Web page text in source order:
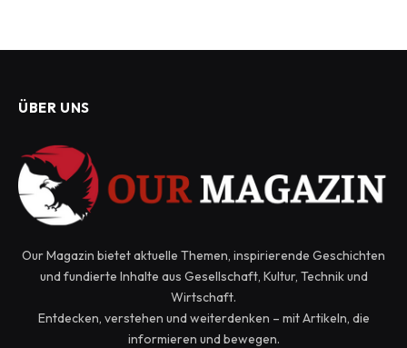
ÜBER UNS
Our Magazin bietet aktuelle Themen, inspirierende Geschichten
und fundierte Inhalte aus Gesellschaft, Kultur, Technik und
Wirtschaft.
Entdecken, verstehen und weiterdenken – mit Artikeln, die
informieren und bewegen.